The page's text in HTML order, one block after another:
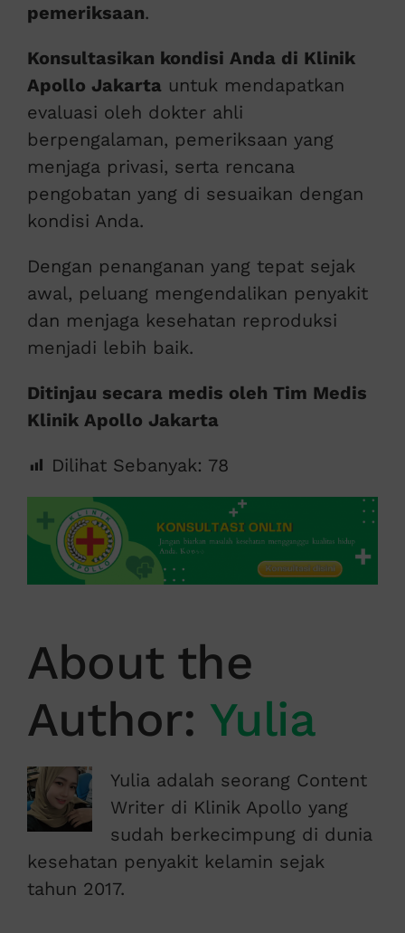
pemeriksaan.
Konsultasikan kondisi Anda di Klinik
Apollo Jakartauntuk mendapatkan
evaluasi oleh dokter ahli
berpengalaman, pemeriksaan yang
menjaga privasi, serta rencana
pengobatan yang di sesuaikan dengan
kondisi Anda.
Dengan penanganan yang tepat sejak
awal, peluang mengendalikan penyakit
dan menjaga kesehatan reproduksi
menjadi lebih baik.
Ditinjau secara medis oleh Tim Medis
Klinik Apollo Jakarta
Dilihat Sebanyak: 78
About the
Author: Yulia
Yulia adalah seorang Content
Writer di Klinik Apollo yang
sudah berkecimpung di dunia
kesehatan penyakit kelamin sejak
tahun 2017.